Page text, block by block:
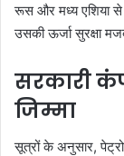
रूस और मध्य एशिया से
उसकी ऊर्जा सुरक्षा
सरकारी
जिम्मा
सूत्रों के अनुसार,